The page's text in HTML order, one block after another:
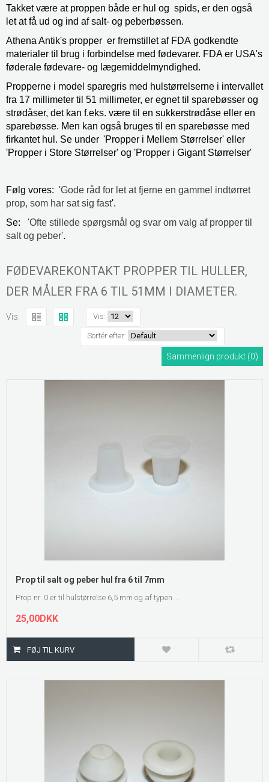
Takket være at proppen både er hul og spids, er den også
let at få ud og ind af salt- og peberbøssen.
Athena Antik's propper er fremstillet af FDA godkendte
materialer til brug i forbindelse med fødevarer. FDA er USA's
føderale fødevare- og lægemiddelmyndighed.
Propperne i model sparegris med hulstørrelserne i intervallet
fra 17 millimeter til 51 millimeter, er egnet til sparebøsser og
strødåser, det kan f.eks. være til en sukkerstrødåse eller en
sparebøsse. Men kan også bruges til en sparebøsse med
firkantet hul. Se under 'Propper i Mellem Størrelser' eller
'Propper i Store Størrelser' og 'Propper i Gigant Størrelser'
Følg vores: 'Gode råd for let at fjerne en gammel indtørret
prop, som har sat sig fast'.
Se: 'Ofte stillede spørgsmål og svar om valg af propper til
salt og peber'.
FØDEVAREKONTAKT PROPPER TIL HULLER,
DER MÅLER FRA 6 TIL 51MM I DIAMETER.
Vis: Vis:
Sortér efter:
Sammenlign produkt (0)
Prop til salt og peber hul fra 6 til 7mm
Prop nr. 0 er til hulstørrelse 6,5 mm og af typen ...
25,00DKK